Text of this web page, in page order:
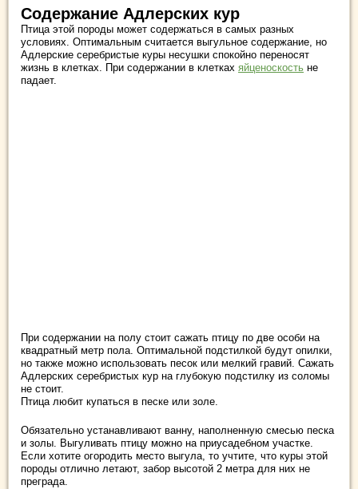
Содержание Адлерских кур
Птица этой породы может содержаться в самых разных
условиях. Оптимальным считается выгульное содержание, но
Адлерские серебристые куры несушки спокойно переносят
жизнь в клетках. При содержании в клетках яйценоскость не
падает.
При содержании на полу стоит сажать птицу по две особи на
квадратный метр пола. Оптимальной подстилкой будут опилки,
но также можно использовать песок или мелкий гравий. Сажать
Адлерских серебристых кур на глубокую подстилку из соломы
не стоит.
Птица любит купаться в песке или золе.
Обязательно устанавливают ванну, наполненную смесью песка
и золы. Выгуливать птицу можно на приусадебном участке.
Если хотите огородить место выгула, то учтите, что куры этой
породы отлично летают, забор высотой 2 метра для них не
преграда.